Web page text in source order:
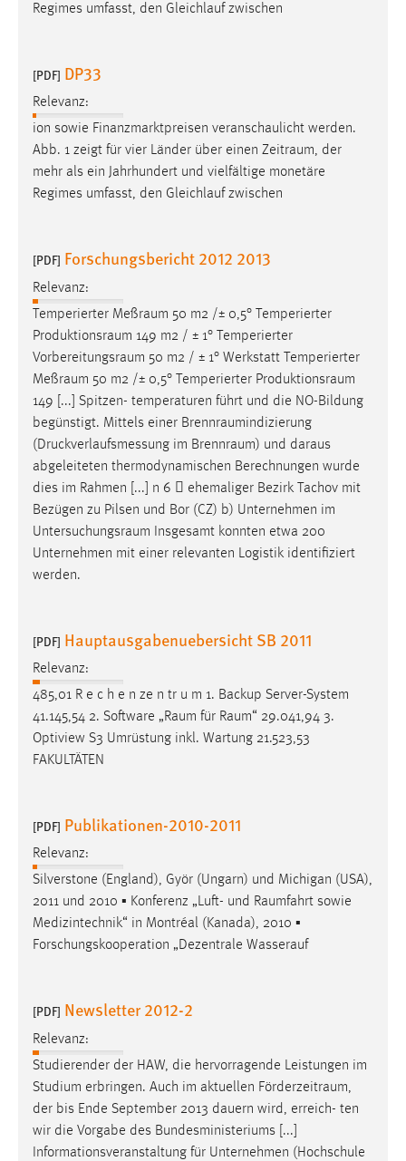
Regimes umfasst, den Gleichlauf zwischen
[PDF] DP33
Relevanz:
ion sowie Finanzmarktpreisen veranschaulicht werden.
Abb. 1 zeigt für vier Länder über einen Zeitraum, der
mehr als ein Jahrhundert und vielfältige monetäre
Regimes umfasst, den Gleichlauf zwischen
[PDF] Forschungsbericht 2012 2013
Relevanz:
Temperierter Meßraum 50 m2 /± 0,5° Temperierter
Produktionsraum 149 m2 / ± 1° Temperierter
Vorbereitungsraum 50 m2 / ± 1° Werkstatt Temperierter
Meßraum 50 m2 /± 0,5° Temperierter Produktionsraum
149 [...] Spitzen- temperaturen führt und die NO-Bildung
begünstigt. Mittels einer Brennraumindizierung
(Druckverlaufsmessung im Brennraum) und daraus
abgeleiteten thermodynamischen Berechnungen wurde
dies im Rahmen [...] n 6  ehemaliger Bezirk Tachov mit
Bezügen zu Pilsen und Bor (CZ) b) Unternehmen im
Untersuchungsraum Insgesamt konnten etwa 200
Unternehmen mit einer relevanten Logistik identifiziert
werden.
[PDF] Hauptausgabenuebersicht SB 2011
Relevanz:
485,01 R e c h e n ze n tr u m 1. Backup Server-System
41.145,54 2. Software „Raum für Raum“ 29.041,94 3.
Optiview S3 Umrüstung inkl. Wartung 21.523,53
FAKULTÄTEN
[PDF] Publikationen-2010-2011
Relevanz:
Silverstone (England), Györ (Ungarn) und Michigan (USA),
2011 und 2010 ▪ Konferenz „Luft- und Raumfahrt sowie
Medizintechnik“ in Montréal (Kanada), 2010 ▪
Forschungskooperation „Dezentrale Wasserauf
[PDF] Newsletter 2012-2
Relevanz:
Studierender der HAW, die hervorragende Leistungen im
Studium erbringen. Auch im aktuellen Förderzeitraum,
der bis Ende September 2013 dauern wird, erreich- ten
wir die Vorgabe des Bundesministeriums [...]
Informationsveranstaltung für Unternehmen (Hochschule